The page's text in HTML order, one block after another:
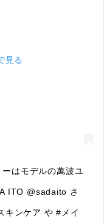
見る
はモデルの萬波ユ
ITO @sadaito さ
キンケア や #メイ